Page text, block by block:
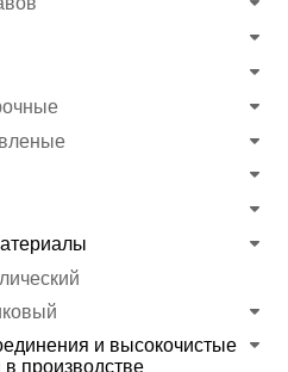
и высокочистые
производстве